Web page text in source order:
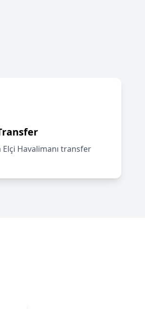
Elçi Havalimanı transfer